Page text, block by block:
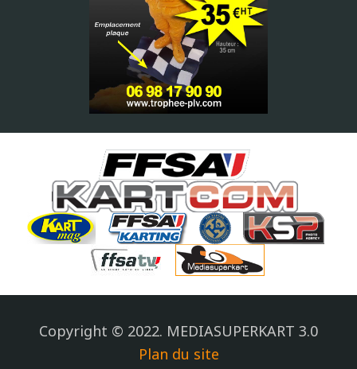
Copyright © 2022. MEDIASUPERKART 3.0
Plan du site